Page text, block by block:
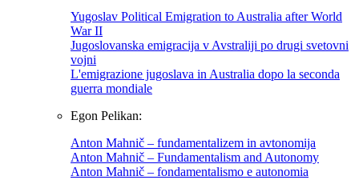
Yugoslav Political Emigration to Australia after World
War II
Jugoslovanska emigracija v Avstraliji po drugi svetovni
vojni
L'emigrazione jugoslava in Australia dopo la seconda
guerra mondiale
Egon Pelikan:
Anton Mahnič – fundamentalizem in avtonomija
Anton Mahnič – Fundamentalism and Autonomy
Anton Mahnič – fondamentalismo e autonomia